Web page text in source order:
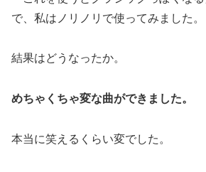
で、私はノリノリで使ってみました。
結果はどうなったか。
めちゃくちゃ変な曲ができました。
本当に笑えるくらい変でした。